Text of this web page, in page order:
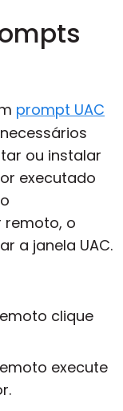
prompt UAC
ou instalar
executado
o
a janela UAC.
clique
execute